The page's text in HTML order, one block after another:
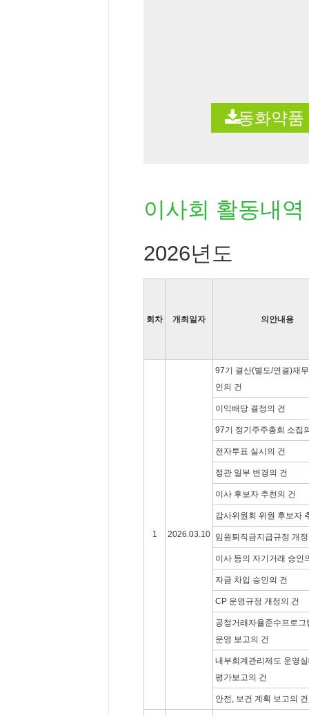
동화약품
이사회 활동내역
2026년도
회차 개최일자 의안내용
1 2026.03.10
97기 결산(별도/연결)재
인의 건
이익배당 결정의 건
97기 정기주주총회 소집
전자투표 실시의 건
정관 일부 변경의 건
이사 후보자 추천의 건
감사위원회 위원 후보자
임원퇴직금지급규정 개
이사 등의 자기거래 승인
자금 차입 승인의 건
CP 운영규정 개정의 건
공정거래자율준수프로그
운영 보고의 건
내부회계관리제도 운영
평가보고의 건
안전, 보건 계획 보고의 건